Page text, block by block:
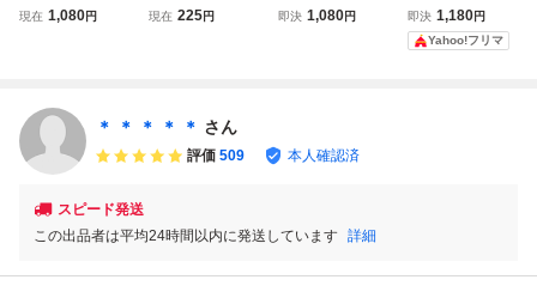
2P スノーハザー
現在 1,080円
ーニャ SR サポー
現在 225円
ドゲーム 096/071
即決 1,080円
2P スノーハザー
ド 096/071 トレー
ナーズ ポケカ ポ
即決 1,180円
Yahoo!フリマ
＊ ＊ ＊ ＊ ＊ さん
評価 509 本人確認済
スピード発送
この出品者は平均24時間以内に発送しています 詳細